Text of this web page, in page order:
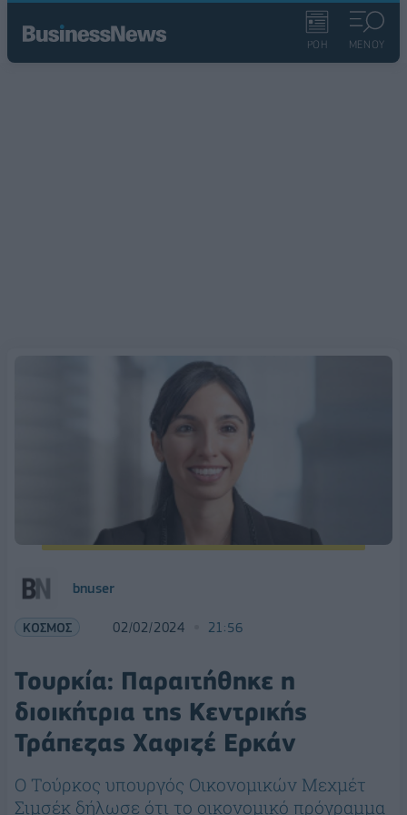
ΡΟΗ ΜΕΝΟΥ
bnuser
ΚΟΣΜΟΣ 02/02/2024 21:56
Τουρκία: Παραιτήθηκε η
διοικήτρια της Κεντρικής
Τράπεζας Χαφιζέ Ερκάν
Ο Τούρκος υπουργός Οικονομικών Μεχμέτ
Σιμσέκ δήλωσε ότι το οικονομικό πρόγραμμα